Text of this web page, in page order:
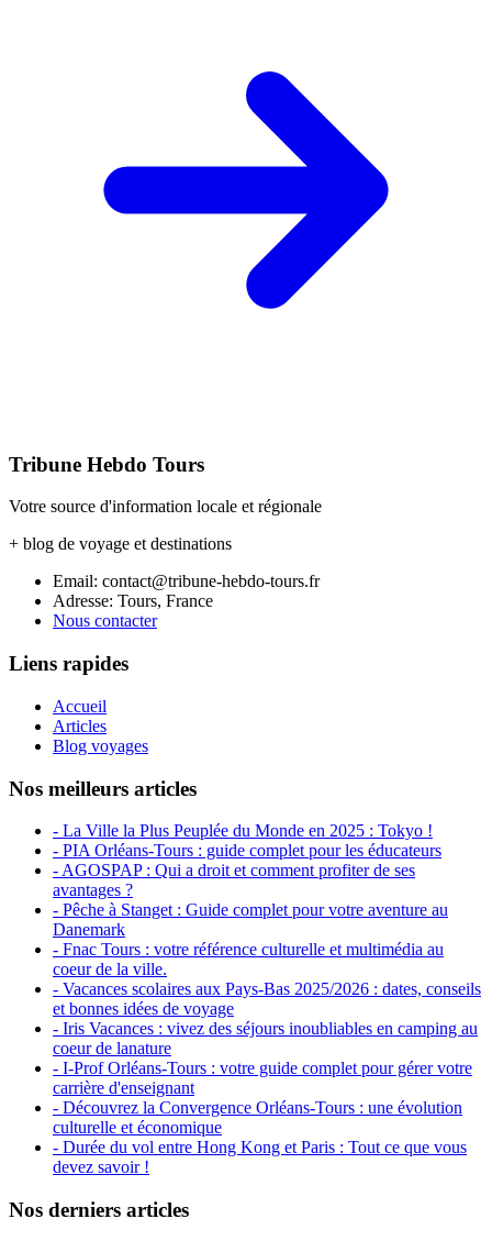
Tribune Hebdo Tours
Votre source d'information locale et régionale
+ blog de voyage et destinations
Email: contact@tribune-hebdo-tours.fr
Adresse: Tours, France
Nous contacter
Liens rapides
Accueil
Articles
Blog voyages
Nos meilleurs articles
- La Ville la Plus Peuplée du Monde en 2025 : Tokyo !
- PIA Orléans-Tours : guide complet pour les éducateurs
- AGOSPAP : Qui a droit et comment profiter de ses
avantages ?
- Pêche à Stanget : Guide complet pour votre aventure au
Danemark
- Fnac Tours : votre référence culturelle et multimédia au
coeur de la ville.
- Vacances scolaires aux Pays-Bas 2025/2026 : dates, conseils
et bonnes idées de voyage
- Iris Vacances : vivez des séjours inoubliables en camping au
coeur de lanature
- I-Prof Orléans-Tours : votre guide complet pour gérer votre
carrière d'enseignant
- Découvrez la Convergence Orléans-Tours : une évolution
culturelle et économique
- Durée du vol entre Hong Kong et Paris : Tout ce que vous
devez savoir !
Nos derniers articles